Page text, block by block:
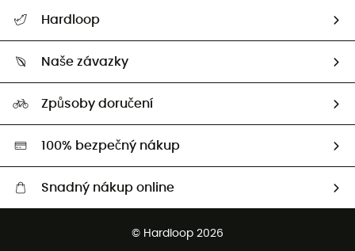
Vrácení zboží a peněz
Hardloop
Naši Ambasadoři
Naše závazky
Second hand
HardGreen
Způsoby doručení
100% bezpečný nákup
Snadný nákup online
Bezplatné vrácení do 100 dnů
© Hardloop 2026